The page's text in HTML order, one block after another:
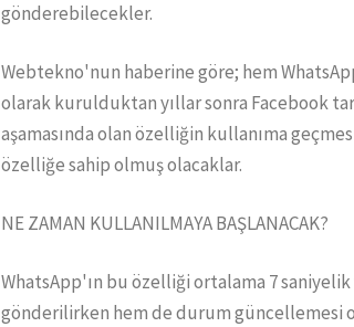
gönderebilecekler.
Webtekno'nun haberine göre; hem
olarak kurulduktan yıllar sonra Facebook
aşamasında olan özelliğin kullanıma
özelliğe sahip olmuş olacaklar.
NE ZAMAN KULLANILMAYA BAŞLANACAK?
WhatsApp'ın bu özelliği ortalama 7
gönderilirken hem de durum güncellemesi